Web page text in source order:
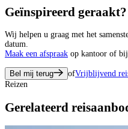
Geïnspireerd geraakt?
Wij helpen u graag met het
datum.
Maak een afspraak op kantoor of
Bel mij terug ofVrijblijvend
Reizen
Gerelateerd